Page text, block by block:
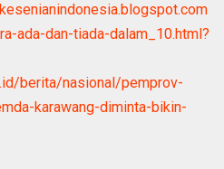
ada-dan-tiada-dalam_10.html?
berita/nasional/pemprov-
karawang-diminta-bikin-